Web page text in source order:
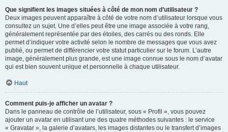
Que signifient les images situées à côté de mon nom d’utilisateur ?
Deux images peuvent apparaître à côté de votre nom d’utilisateur lorsque vous
consultez un sujet. Une d’elles peut être une image associée à votre rang,
généralement représentée par des étoiles, des carrés ou des ronds. Elle
permet d’indiquer votre activité selon le nombre de messages que vous avez
publié, ou permet de différencier votre statut particulier sur le forum. L’autre
image, généralement plus grande, est une image connue sous le nom d’avatar
qui est bien souvent unique et personnelle à chaque utilisateur.
Haut
Comment puis-je afficher un avatar ?
Dans le panneau de contrôle de l’utilisateur, sous « Profil », vous pouvez
ajouter un avatar en utilisant une des quatre méthodes suivantes : le service
« Gravatar », la galerie d’avatars, les images distantes ou le transfert d’images